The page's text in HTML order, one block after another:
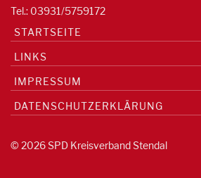
Tel.: 03931/5759172
STARTSEITE
LINKS
IMPRESSUM
DATENSCHUTZERKLÄRUNG
© 2026 SPD Kreisverband Stendal